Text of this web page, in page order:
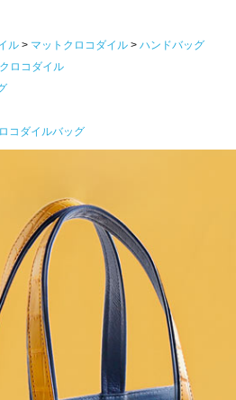
ル マットクロコダイル
ハンドバッグ
クロコダイル
コダイルバッグ